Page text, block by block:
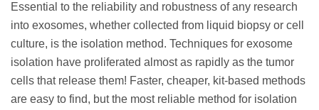
Essential to the reliability and robustness of any research
into exosomes, whether collected from liquid biopsy or cell
culture, is the isolation method. Techniques for exosome
isolation have proliferated almost as rapidly as the tumor
cells that release them! Faster, cheaper, kit-based methods
are easy to find, but the most reliable method for isolation